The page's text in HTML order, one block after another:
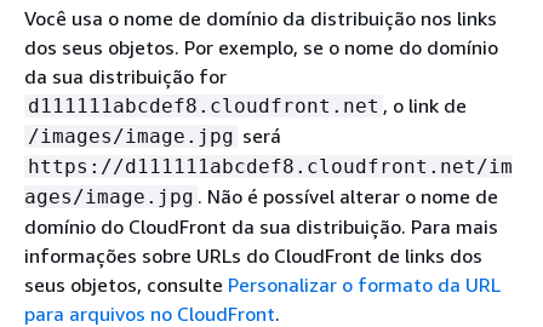
Você usa o nome de domínio da distribuição nos links
dos seus objetos. Por exemplo, se o nome do domínio
da sua distribuição for
d111111abcdef8.cloudfront.net , o link de
/images/image.jpg será
https://d111111abcdef8.cloudfront.net/im
ages/image.jpg . Não é possível alterar o nome de
domínio do CloudFront da sua distribuição. Para mais
informações sobre URLs do CloudFront de links dos
seus objetos, consulte Personalizar o formato da URL
para arquivos no CloudFront.